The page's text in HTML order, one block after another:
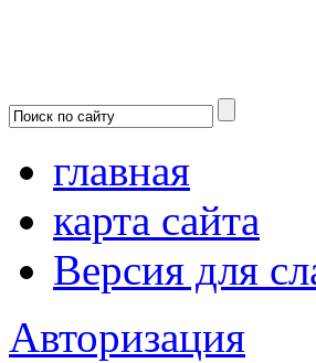
главная
карта сайта
Версия для
Авторизация